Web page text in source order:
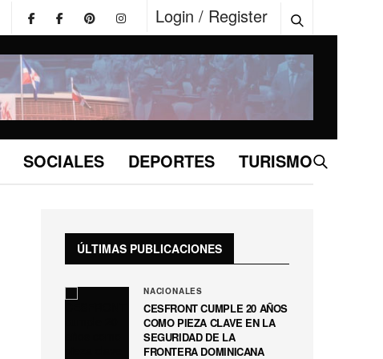
Login / Register
SOCIALES DEPORTES TURISMO
ÚLTIMAS PUBLICACIONES
NACIONALES
CESFRONT CUMPLE 20 AÑOS
COMO PIEZA CLAVE EN LA
SEGURIDAD DE LA
FRONTERA DOMINICANA